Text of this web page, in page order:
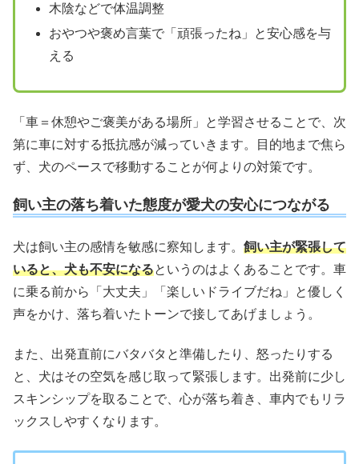
木陰などで体温調整
おやつや褒め言葉で「頑張ったね」と安心感を与
える
「車＝休憩やご褒美がある場所」と学習させることで、次
第に車に対する抵抗感が減っていきます。目的地まで焦ら
ず、犬のペースで移動することが何よりの対策です。
飼い主の落ち着いた態度が愛犬の安心につながる
犬は飼い主の感情を敏感に察知します。 飼い主が緊張して
いると、犬も不安になるというのはよくあることです。車
に乗る前から「大丈夫」「楽しいドライブだね」と優しく
声をかけ、落ち着いたトーンで接してあげましょう。
また、出発直前にバタバタと準備したり、怒ったりする
と、犬はその空気を感じ取って緊張します。出発前に少し
スキンシップを取ることで、心が落ち着き、車内でもリラ
ックスしやすくなります。